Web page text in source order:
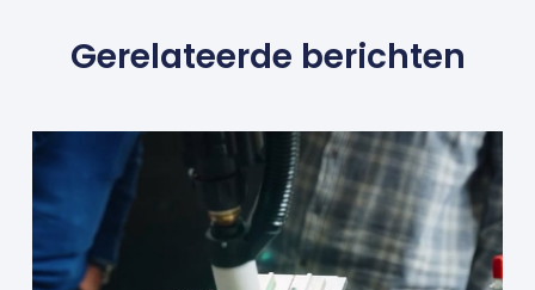
Gerelateerde berichten